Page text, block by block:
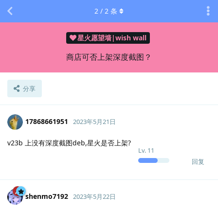
星火愿望墙|wish wall
商店可否上架深度截图？
分享
2 / 2 条
17868661951
Lv. 11
2023年5月21日
v23b 上没有深度截图deb,星火是否上架?
回复
shenmo7192 2023年5月22日